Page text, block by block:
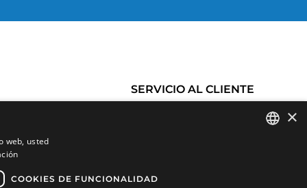
SERVICIO AL CLIENTE
×
web, usted
COOKIES DE FUNCIONALIDAD